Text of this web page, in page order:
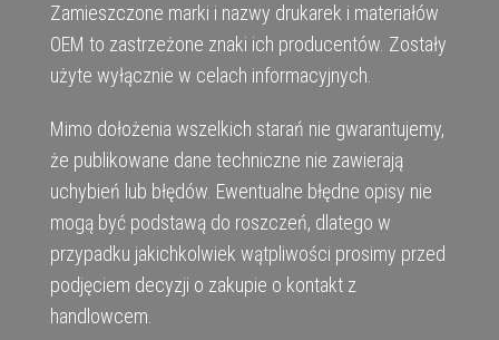
Zamieszczone marki i nazwy drukarek i materiałów
OEM to zastrzeżone znaki ich producentów. Zostały
użyte wyłącznie w celach informacyjnych.
Mimo dołożenia wszelkich starań nie gwarantujemy,
że publikowane dane techniczne nie zawierają
uchybień lub błędów. Ewentualne błędne opisy nie
mogą być podstawą do roszczeń, dlatego w
przypadku jakichkolwiek wątpliwości prosimy przed
podjęciem decyzji o zakupie o kontakt z
handlowcem.